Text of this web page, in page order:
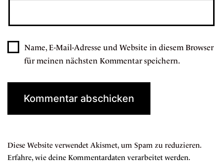
Name, E-Mail-Adresse und Website in diesem Browser
für meinen nächsten Kommentar speichern.
Diese Website verwendet Akismet, um Spam zu reduzieren.
Erfahre, wie deine Kommentardaten verarbeitet werden.